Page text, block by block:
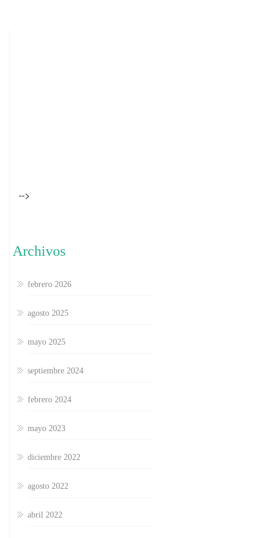
-->
Archivos
febrero 2026
agosto 2025
mayo 2025
septiembre 2024
febrero 2024
mayo 2023
diciembre 2022
agosto 2022
abril 2022